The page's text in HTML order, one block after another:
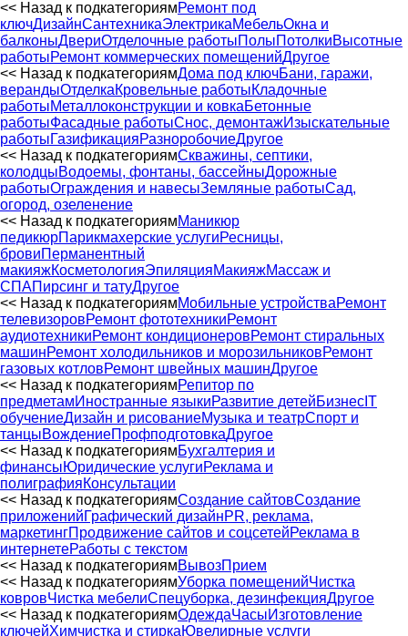
<< Назад к подкатегориямРемонт под
ключДизайнСантехникаЭлектрикаМебельОкна и
балконыДвериОтделочные работыПолыПотолкиВысотные
работыРемонт коммерческих помещенийДругое
<< Назад к подкатегориямДома под ключБани, гаражи,
верандыОтделкаКровельные работыКладочные
работыМеталлоконструкции и ковкаБетонные
работыФасадные работыСнос, демонтажИзыскательные
работыГазификацияРазноробочиеДругое
<< Назад к подкатегориямСкважины, септики,
колодцыВодоемы, фонтаны, бассейныДорожные
работыОграждения и навесыЗемляные работыСад,
огород, озеленение
<< Назад к подкатегориямМаникюр
педикюрПарикмахерские услугиРесницы,
бровиПерманентный
макияжКосметологияЭпиляцияМакияжМассаж и
СПАПирсинг и татуДругое
<< Назад к подкатегориямМобильные устройстваРемонт
телевизоровРемонт фототехникиРемонт
аудиотехникиРемонт кондиционеровРемонт стиральных
машинРемонт холодильников и морозильниковРемонт
газовых котловРемонт швейных машинДругое
<< Назад к подкатегориямРепитор по
предметамИностранные языкиРазвитие детейБизнес IT
обучениеДизайн и рисованиеМузыка и театрСпорт и
танцыВождениеПрофподготовкаДругое
<< Назад к подкатегориямБухгалтерия и
финансыЮридические услугиРеклама и
полиграфияКонсультации
<< Назад к подкатегориямСоздание сайтовСоздание
приложенийГрафический дизайнPR, реклама,
маркетингПродвижение сайтов и соцсетейРеклама в
интернетеРаботы с текстом
<< Назад к подкатегориямВывозПрием
<< Назад к подкатегориямУборка помещенийЧистка
ковровЧистка мебелиСпецуборка, дезинфекцияДругое
<< Назад к подкатегориямОдеждаЧасыИзготовление
ключейХимчистка и стиркаЮвелирные услуги